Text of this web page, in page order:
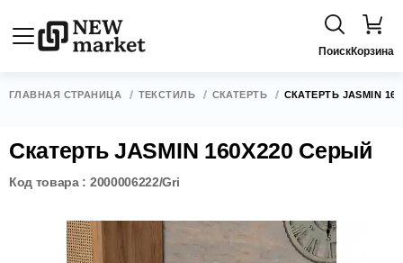
ПоискКорзина
ГЛАВНАЯ СТРАНИЦА ТЕКСТИЛЬ СКАТЕРТЬ СКАТЕРТЬ JASMIN
Скатерть JASMIN 160Х220 Серый
Код товара : 2000006222/Gri